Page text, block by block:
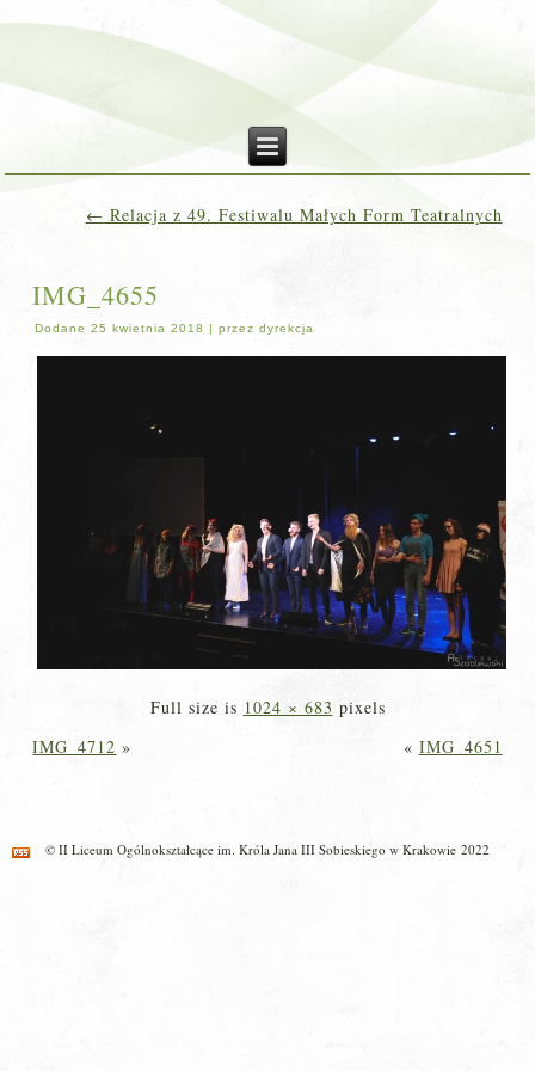
← Relacja z 49. Festiwalu Małych Form Teatralnych
IMG_4655
Dodane 25 kwietnia 2018 |przez dyrekcja
Full size is 1024 × 683 pixels
IMG_4712 » « IMG_4651
© II Liceum Ogólnokształcące im. Króla Jana III Sobieskiego w Krakowie 2022